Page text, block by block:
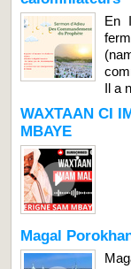
En
Il a
WAXTAAN CI
MBAYE
Magal